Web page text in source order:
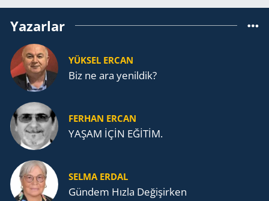
Yazarlar
YÜKSEL ERCAN
Biz ne ara yenildik?
FERHAN ERCAN
YAŞAM İÇİN EĞİTİM.
SELMA ERDAL
Gündem Hızla Değişirken